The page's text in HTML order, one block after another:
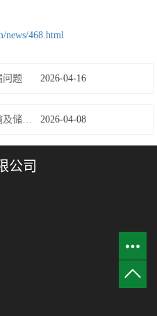
news/468.html
问题 2026-04-16
液体包装袋适应冷链运输及储存性能 2026-04-08
公司